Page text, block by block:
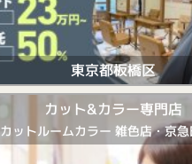
東京都板橋区
カット&カラー専門店
カットルームカラー 雑色店・京